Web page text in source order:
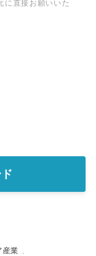
に直接お願いいた
産業